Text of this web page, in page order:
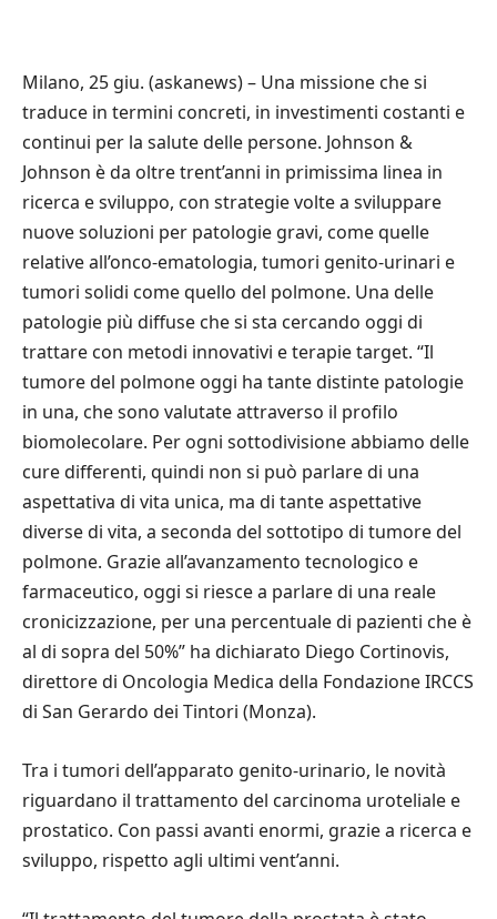
Milano, 25 giu. (askanews) – Una missione che si
traduce in termini concreti, in investimenti costanti e
continui per la salute delle persone. Johnson &
Johnson è da oltre trent’anni in primissima linea in
ricerca e sviluppo, con strategie volte a sviluppare
nuove soluzioni per patologie gravi, come quelle
relative all’onco-ematologia, tumori genito-urinari e
tumori solidi come quello del polmone. Una delle
patologie più diffuse che si sta cercando oggi di
trattare con metodi innovativi e terapie target. “Il
tumore del polmone oggi ha tante distinte patologie
in una, che sono valutate attraverso il profilo
biomolecolare. Per ogni sottodivisione abbiamo delle
cure differenti, quindi non si può parlare di una
aspettativa di vita unica, ma di tante aspettative
diverse di vita, a seconda del sottotipo di tumore del
polmone. Grazie all’avanzamento tecnologico e
farmaceutico, oggi si riesce a parlare di una reale
cronicizzazione, per una percentuale di pazienti che è
al di sopra del 50%” ha dichiarato Diego Cortinovis,
direttore di Oncologia Medica della Fondazione IRCCS
di San Gerardo dei Tintori (Monza).
Tra i tumori dell’apparato genito-urinario, le novità
riguardano il trattamento del carcinoma uroteliale e
prostatico. Con passi avanti enormi, grazie a ricerca e
sviluppo, rispetto agli ultimi vent’anni.